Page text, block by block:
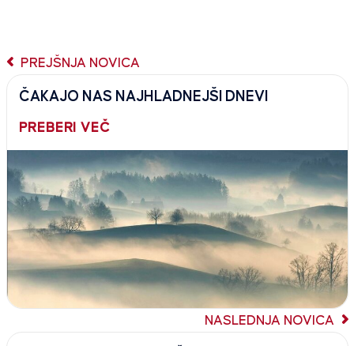
PREJŠNJA NOVICA
ČAKAJO NAS NAJHLADNEJŠI DNEVI
PREBERI VEČ
NASLEDNJA NOVICA